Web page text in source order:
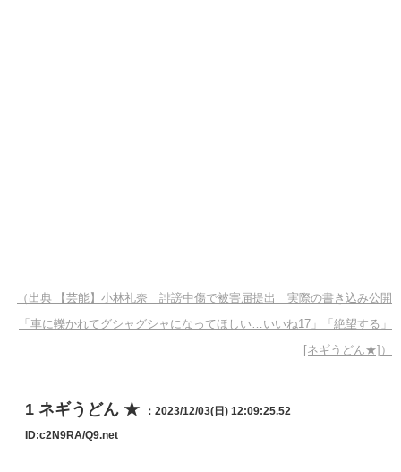
（出典 【芸能】小林礼奈 誹謗中傷で被害届提出 実際の書き込み公開
「車に轢かれてグシャグシャになってほしい…いいね17」「絶望する」
[ネギうどん★]）
1 ネギうどん ★ ：2023/12/03(日) 12:09:25.52
ID:c2N9RA/Q9.net